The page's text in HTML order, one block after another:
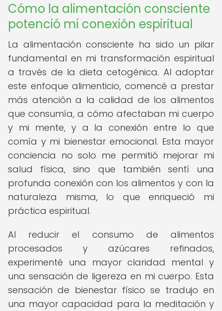
Cómo la alimentación consciente
potenció mi conexión espiritual
La alimentación consciente ha sido un pilar
fundamental en mi transformación espiritual
a través de la dieta cetogénica. Al adoptar
este enfoque alimenticio, comencé a prestar
más atención a la calidad de los alimentos
que consumía, a cómo afectaban mi cuerpo
y mi mente, y a la conexión entre lo que
comía y mi bienestar emocional. Esta mayor
conciencia no solo me permitió mejorar mi
salud física, sino que también sentí una
profunda conexión con los alimentos y con la
naturaleza misma, lo que enriqueció mi
práctica espiritual.
Al reducir el consumo de alimentos
procesados y azúcares refinados,
experimenté una mayor claridad mental y
una sensación de ligereza en mi cuerpo. Esta
sensación de bienestar físico se tradujo en
una mayor capacidad para la meditación y